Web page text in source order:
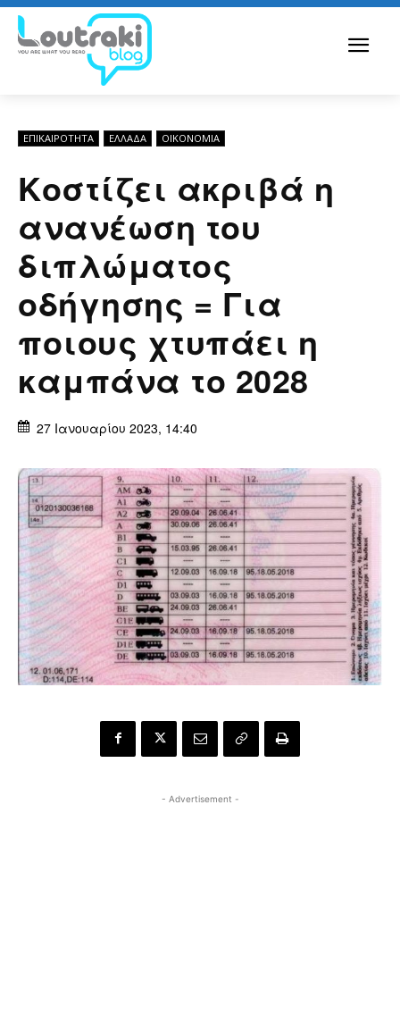
ΕΠΙΚΑΙΡΟΤΗΤΑ ΕΛΛΆΔΑ ΟΙΚΟΝΟΜΊΑ
Κοστίζει ακριβά η
ανανέωση του
διπλώματος
οδήγησης = Για
ποιους χτυπάει η
καμπάνα το 2028
27 Ιανουαρίου 2023, 14:40
- Advertisement -